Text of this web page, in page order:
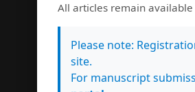
All articles remain
Please note:
site.
For manuscript